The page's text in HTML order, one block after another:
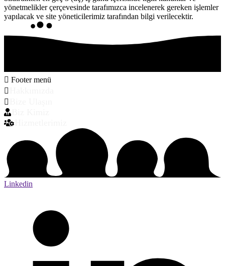
yönetmelikler çerçevesinde tarafımızca incelenerek gereken işlemler
yapılacak ve site yöneticilerimiz tarafından bilgi verilecektir.
Footer menü
Linkedin